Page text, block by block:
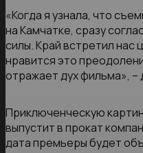
«Когда я узнала, что
на Камчатке, сразу
силы. Край встретил нас
нравится это
отражает дух фильма», –
Приключенческую
выпустит в прокат
дата премьеры будет